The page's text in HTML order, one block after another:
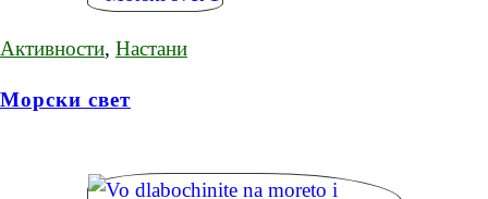
Активности, Настани
Морски свет